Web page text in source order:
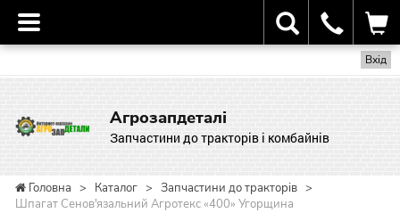
Вхід
Агрозапдеталі
Запчастини до тракторів і комбайнів
Головна > Каталог > Запчастини до тракторів >
Шпагат Сенов'язальний Агротекс «400» Угорщина